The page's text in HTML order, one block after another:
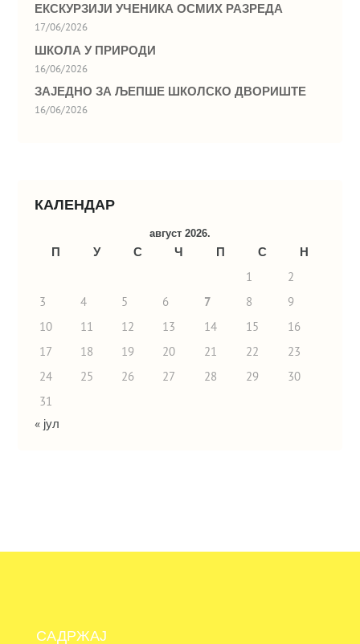
ЕКСКУРЗИЈИ УЧЕНИКА ОСМИХ РАЗРЕДА
17/06/2026
ШКОЛА У ПРИРОДИ
16/06/2026
ЗАЈЕДНО ЗА ЉЕПШЕ ШКОЛСКО ДВОРИШТЕ
16/06/2026
КАЛЕНДАР
август 2026.
П У С Ч П С
Н
1
2
3
4 5 6 7 8
9
10
11 12 13 14 15
16
17
18 19 20 21 22
23
24
25 26 27 28 29
30
31
« јул
САДРЖАЈ